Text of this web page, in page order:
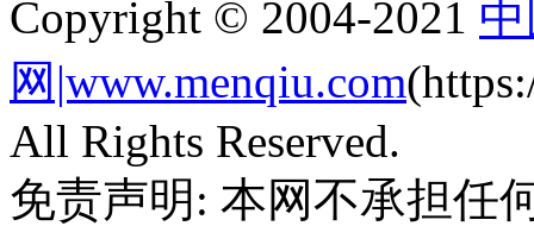
Copyright © 2004-2021
网|www.menqiu.com
All Rights Reserved.
免责声明: 本网不承担任